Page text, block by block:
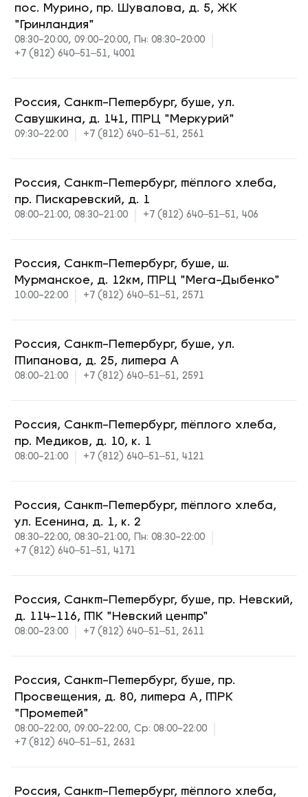
пос. Мурино, пр. Шувалова, д. 5, ЖК
"Гринландия"
08:30-20:00, 09:00-20:00, Пн: 08:30-20:00
+7 (812) 640‒51‒51, 4001
Россия, Санкт-Петербург, буше, ул.
Савушкина, д. 141, ТРЦ "Меркурий"
09:30-22:00 +7 (812) 640‒51‒51, 2561
Россия, Санкт-Петербург, тёплого хлеба,
пр. Пискаревский, д. 1
08:00-21:00, 08:30-21:00 +7 (812) 640‒51‒51, 406
Россия, Санкт-Петербург, буше, ш.
Мурманское, д. 12км, ТРЦ "Мега-Дыбенко"
10:00-22:00 +7 (812) 640‒51‒51, 2571
Россия, Санкт-Петербург, буше, ул.
Типанова, д. 25, литера А
08:00-21:00 +7 (812) 640‒51‒51, 2591
Россия, Санкт-Петербург, тёплого хлеба,
пр. Медиков, д. 10, к. 1
08:00-21:00 +7 (812) 640‒51‒51, 4121
Россия, Санкт-Петербург, тёплого хлеба,
ул. Есенина, д. 1, к. 2
08:30-22:00, 08:30-21:00, Пн: 08:30-22:00
+7 (812) 640‒51‒51, 4171
Россия, Санкт-Петербург, буше, пр. Невский,
д. 114-116, ТК "Невский центр"
08:00-23:00 +7 (812) 640‒51‒51, 2611
Россия, Санкт-Петербург, буше, пр.
Просвещения, д. 80, литера А, ТРК
"Прометей"
08:00-22:00, 09:00-22:00, Ср: 08:00-22:00
+7 (812) 640‒51‒51, 2631
Россия, Санкт-Петербург, тёплого хлеба,